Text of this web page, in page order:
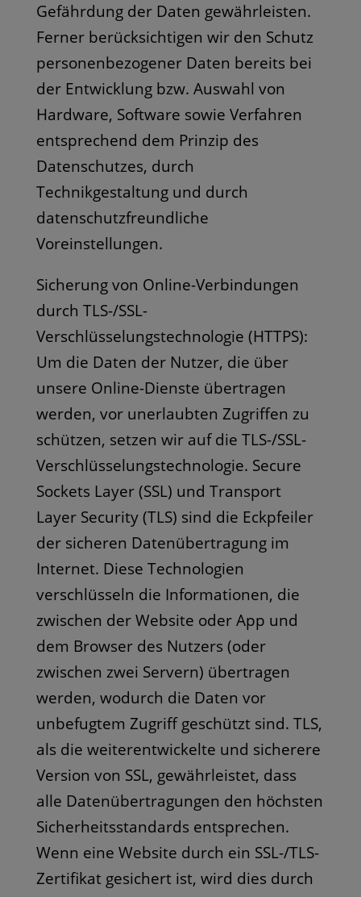
Gefährdung der Daten gewährleisten.
Ferner berücksichtigen wir den Schutz
personenbezogener Daten bereits bei
der Entwicklung bzw. Auswahl von
Hardware, Software sowie Verfahren
entsprechend dem Prinzip des
Datenschutzes, durch
Technikgestaltung und durch
datenschutzfreundliche
Voreinstellungen.
Sicherung von Online-Verbindungen
durch TLS-/SSL-
Verschlüsselungstechnologie (HTTPS):
Um die Daten der Nutzer, die über
unsere Online-Dienste übertragen
werden, vor unerlaubten Zugriffen zu
schützen, setzen wir auf die TLS-/SSL-
Verschlüsselungstechnologie. Secure
Sockets Layer (SSL) und Transport
Layer Security (TLS) sind die Eckpfeiler
der sicheren Datenübertragung im
Internet. Diese Technologien
verschlüsseln die Informationen, die
zwischen der Website oder App und
dem Browser des Nutzers (oder
zwischen zwei Servern) übertragen
werden, wodurch die Daten vor
unbefugtem Zugriff geschützt sind. TLS,
als die weiterentwickelte und sicherere
Version von SSL, gewährleistet, dass
alle Datenübertragungen den höchsten
Sicherheitsstandards entsprechen.
Wenn eine Website durch ein SSL-/TLS-
Zertifikat gesichert ist, wird dies durch